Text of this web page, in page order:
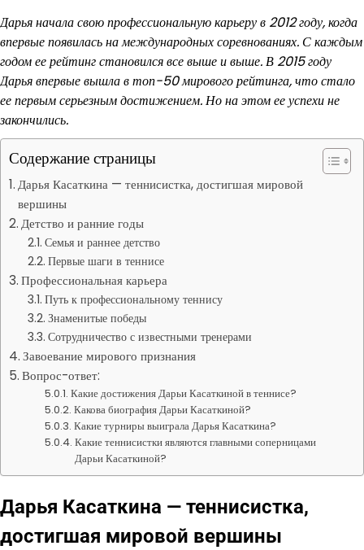
Дарья начала свою профессиональную карьеру в 2012 году, когда
впервые появилась на международных соревнованиях. С каждым
годом ее рейтинг становился все выше и выше. В 2015 году
Дарья впервые вышла в топ-50 мирового рейтинга, что стало
ее первым серьезным достижением. Но на этом ее успехи не
закончились.
Содержание страницы
Дарья Касаткина — теннисистка, достигшая мировой
вершины
Детство и ранние годы
Семья и раннее детство
Первые шаги в теннисе
Профессиональная карьера
Путь к профессиональному теннису
Знаменитые победы
Сотрудничество с известными тренерами
Завоевание мирового признания
Вопрос-ответ:
Какие достижения Дарьи Касаткиной в теннисе?
Какова биография Дарьи Касаткиной?
Какие турниры выиграла Дарья Касаткина?
Какие теннисистки являются главными соперницами
Дарьи Касаткиной?
Дарья Касаткина — теннисистка,
достигшая мировой вершины